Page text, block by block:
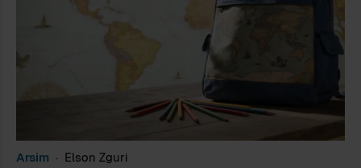
Arsim Elson Zguri